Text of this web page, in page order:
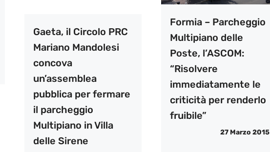
Gaeta, il Circolo PRC
Mariano Mandolesi
concova
un’assemblea
pubblica per fermare
il parcheggio
Multipiano in Villa
delle Sirene
Formia – Parcheggio
Multipiano delle
Poste, l’ASCOM:
“Risolvere
immediatamente le
criticità per renderlo
fruibile”
27 Marzo 2015